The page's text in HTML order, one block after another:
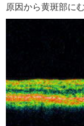
原因から黄斑部に